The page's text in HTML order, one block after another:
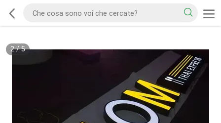
2/5